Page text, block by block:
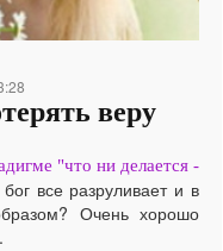
веру
"что ни делается -
все разруливает и в
Очень хорошо